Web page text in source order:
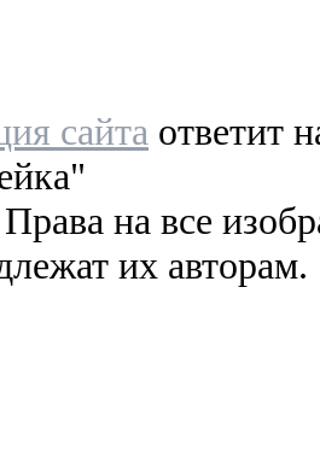
сайта ответит
на все
их авторам.